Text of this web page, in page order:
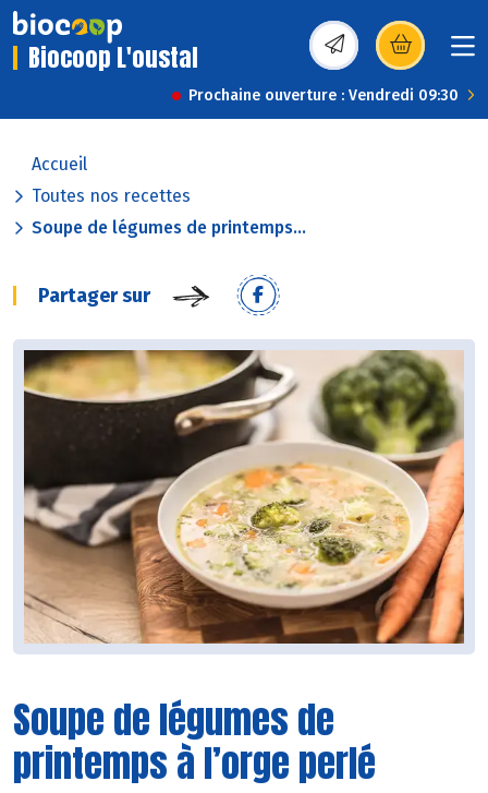
Biocoop L'oustal (s’ouvre dans une
Prochaine ouverture : Vendredi 09:30
Accueil
Toutes nos recettes
Soupe de légumes de printemps...
Partager sur
Soupe de légumes de
printemps à l’orge perlé